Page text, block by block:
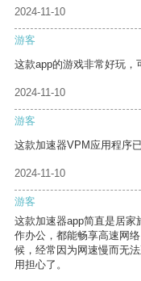
2024-11-10
游客
这款app的游戏非常好玩，
2024-11-10
游客
这款加速器VPM应用程序
2024-11-10
游客
这款加速器app简直是居
作办公，都能畅享高速网
候，经常因为网速慢而无
用担心了。